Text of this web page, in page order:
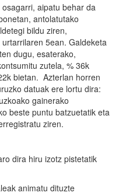
aipatu behar da
antolatutako
bildu ziren,
5ean. Galdeketa
dugu, esaterako,
zutela, % 36k
bietan. Azterlan horren
datuak ere lortu dira:
gainerako
beste puntu batzuetatik eta
ziren.
dira hiru izotz pistetatik
animatu dituzte